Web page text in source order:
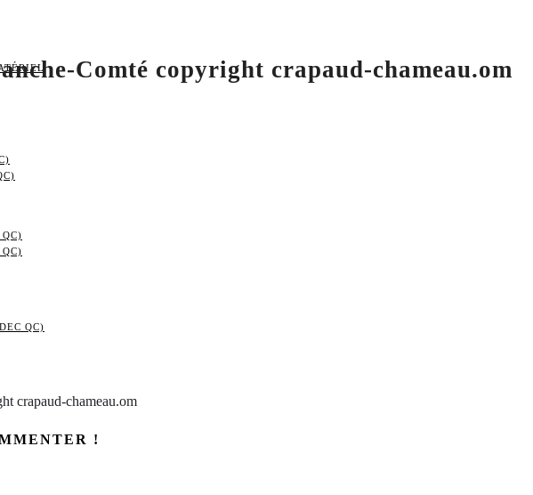
QC)
Comté copyright crapaud-chameau.om
crapaud-chameau.om
!